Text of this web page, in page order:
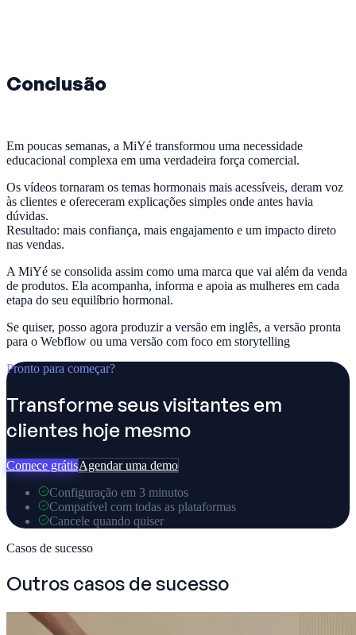
Conclusão
Em poucas semanas, a MiYé transformou uma necessidade
educacional complexa em uma verdadeira força comercial.
Os vídeos tornaram os temas hormonais mais acessíveis, deram voz
às clientes e ofereceram explicações simples onde antes havia
dúvidas.
Resultado: mais confiança, mais engajamento e um impacto direto
nas vendas.
A MiYé se consolida assim como uma marca que vai além da venda
de produtos. Ela acompanha, informa e apoia as mulheres em cada
etapa do seu equilíbrio hormonal.
Se quiser, posso agora produzir a versão em inglês, a versão pronta
para o Webflow ou uma versão com foco em storytelling
Pronto para começar?
Transforme seus visitantes em
clientes hoje mesmo
Comece grátisAgendar uma demo
Configuração em 3 minutos
Compatível com todas as plataformas
Cancele quando quiser
Casos de sucesso
Outros casos de sucesso